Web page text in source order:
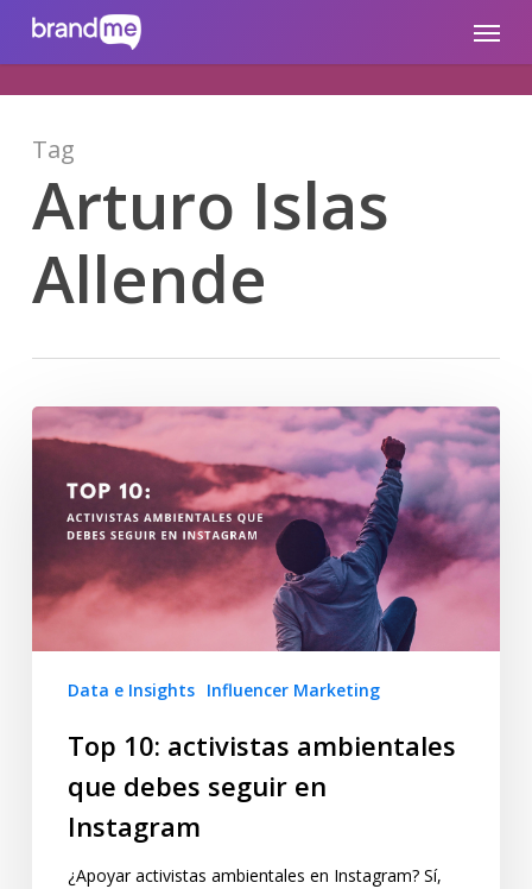
brandme.la Menu
Tag
Arturo Islas
Allende
Data e Insights Influencer Marketing
Top 10: activistas ambientales
que debes seguir en
Instagram
¿Apoyar activistas ambientales en Instagram? Sí,